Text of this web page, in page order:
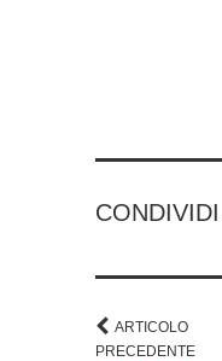
CONDIVIDI
ARTICOLO
PRECEDENTE